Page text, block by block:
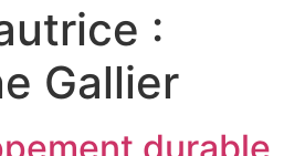
:
Gallier
durable